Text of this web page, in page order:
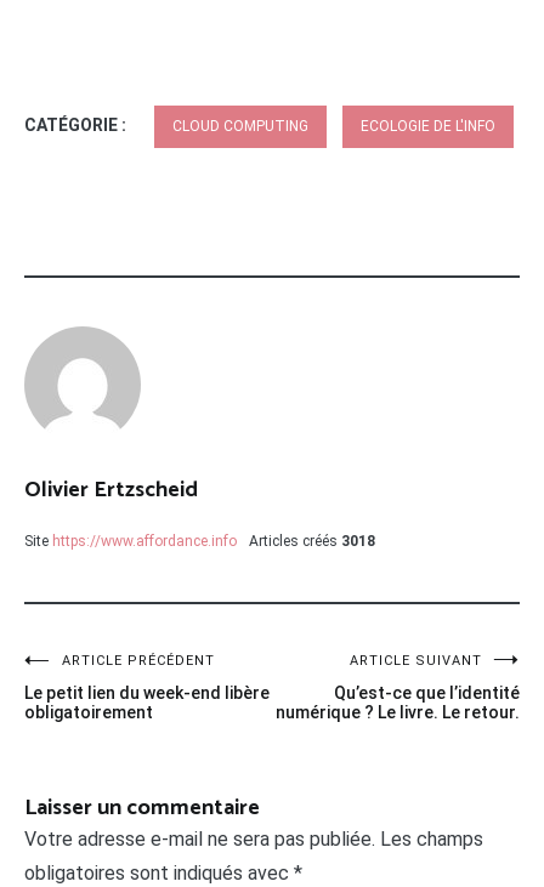
CATÉGORIE : CLOUD COMPUTING ECOLOGIE DE L'INFO
Olivier Ertzscheid
Site https://www.affordance.info Articles créés 3018
Navigation
de
ARTICLE PRÉCÉDENT
Le petit lien du week-end libère
obligatoirement
ARTICLE SUIVANT
Qu’est-ce que l’identité
numérique ? Le livre. Le retour.
Laisser un commentaire
Votre adresse e-mail ne sera pas publiée. Les champs
obligatoires sont indiqués avec *